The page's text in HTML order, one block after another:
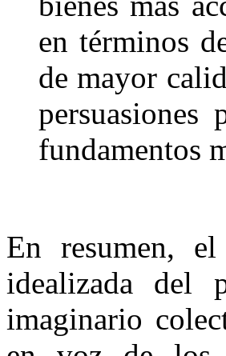
en términos
de mayor
persuasiones
fundamentos
En resumen,
idealizada del
imaginario